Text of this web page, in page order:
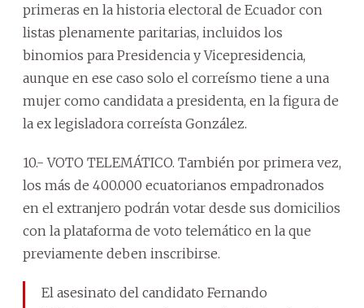
primeras en la historia electoral de Ecuador con
listas plenamente paritarias, incluidos los
binomios para Presidencia y Vicepresidencia,
aunque en ese caso solo el correísmo tiene a una
mujer como candidata a presidenta, en la figura de
la ex legisladora correísta González.
10.- VOTO TELEMÁTICO. También por primera vez,
los más de 400.000 ecuatorianos empadronados
en el extranjero podrán votar desde sus domicilios
con la plataforma de voto telemático en la que
previamente deben inscribirse.
El asesinato del candidato Fernando